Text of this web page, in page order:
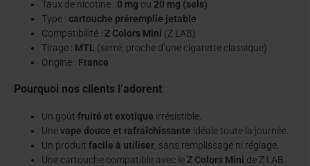
Taux de nicotine : 0 mg ou 20 mg (sels)
Type : cartouche préremplie jetable
Compatibilité : Z Colors Mini (Z LAB)
Tirage : MTL (serré, proche d’une cigarette classique)
Origine : France
Pourquoi nos clients l’adorent
Un goût fruité et exotique irrésistible.
Unevape douce et rafraîchissante idéale toute la journée.
Un produit facile à utiliser , sans remplissage ni réglage.
Une cartouche compatible avec le Z Colors Mini de Z LAB.